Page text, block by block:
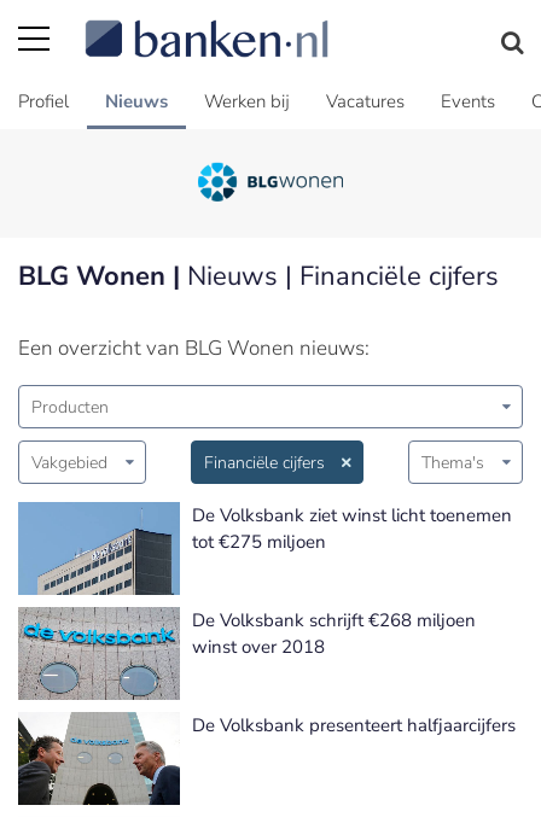
Profiel Nieuws Werken bij Vacatures Events
BLG Wonen | Nieuws | Financiële cijfers
Een overzicht van BLG Wonen nieuws:
Producten
Vakgebied Financiële cijfers Thema's
De Volksbank ziet winst licht toenemen
tot €275 miljoen
De Volksbank schrijft €268 miljoen
winst over 2018
De Volksbank presenteert halfjaarcijfers